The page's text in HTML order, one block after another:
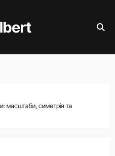
масштаби, симетрія та